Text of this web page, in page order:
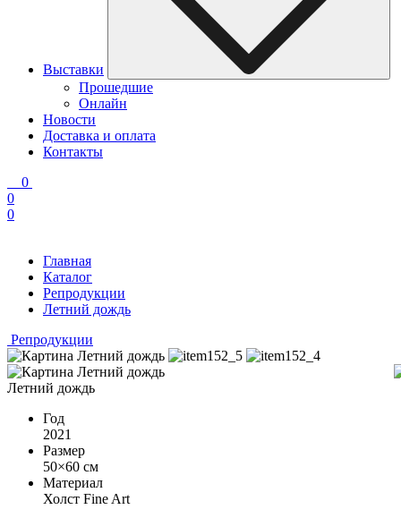
Выставки
Прошедшие
Онлайн
Новости
Доставка и оплата
Контакты
0
0
0
Главная
Каталог
Репродукции
Летний дождь
Репродукции
Летний дождь
Год
2021
Размер
50×60 см
Материал
Холст Fine Art